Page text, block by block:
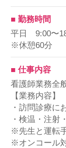
■ 勤務時間
平日 9:00〜
※休憩60分
■ 仕事内容
看護師業務全
【業務内容】
・訪問診療に
・検温・注射
※先生と運転
※オンコール